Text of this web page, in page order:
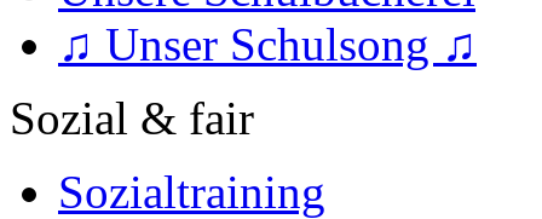
♫ Unser Schulsong ♫
Sozial & fair
Sozialtraining